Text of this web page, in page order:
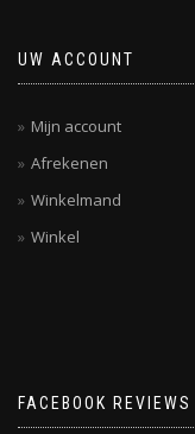
UW ACCOUNT
Mijn account
Afrekenen
Winkelmand
Winkel
FACEBOOK REVIEWS